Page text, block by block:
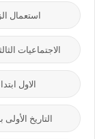
استعمال
الاجتماعيات
الاول
التاريخ الأولى